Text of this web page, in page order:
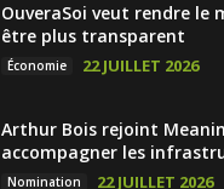
OuveraSoi veut rendre le
être plus transparent
Économie 22 JUILLET 2026
Arthur Bois rejoint
accompagner les
Nomination 22 JUILLET 2026